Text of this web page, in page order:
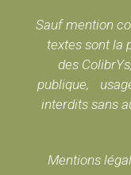
Sauf mention
textes sont la
des
publique,
interdits sans
Mentions